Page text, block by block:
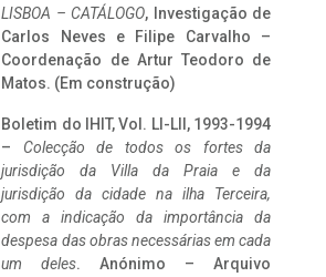
LISBOA – CATÁLOGO, Investigação de
Carlos Neves e Filipe Carvalho –
Coordenação de Artur Teodoro de
Matos. (Em construção)
Boletim do IHIT, Vol. LI-LII, 1993-1994
– Colecção de todos os fortes da
jurisdição da Villa da Praia e da
jurisdição da cidade na ilha Terceira,
com a indicação da importância da
despesa das obras necessárias em cada
um deles. Anónimo – Arquivo